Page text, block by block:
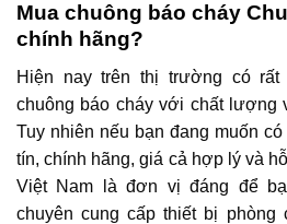
Mua chuông báo cháy
chính hãng?
Hiện nay trên thị trường có
chuông báo cháy với chất lượng
Tuy nhiên nếu bạn đang muốn
tín, chính hãng, giá cả hợp lý và
Việt Nam là đơn vị đáng để
chuyên cung cấp thiết bị